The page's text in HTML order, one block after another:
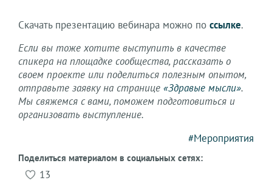
Скачать презентацию вебинара можно по ссылке.
Если вы тоже хотите выступить в качестве
спикера на площадке сообщества, рассказать о
своем проекте или поделиться полезным опытом,
отправьте заявку на странице «Здравые мысли».
Мы свяжемся с вами, поможем подготовиться и
организовать выступление.
#Мероприятия
Поделиться материалом в социальных сетях:
13